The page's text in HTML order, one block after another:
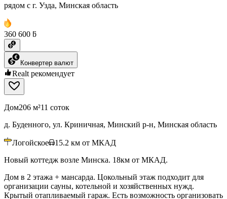
рядом с г. Узда, Минская область
360 600 ƃ
Конвертер валют
Realt рекомендует
Дом206 м²11 соток
д. Буденного, ул. Криничная, Минский р-н, Минская область
Логойское 15.2 км от МКАД
Новый коттедж возле Минска. 18км от МКАД.
Дом в 2 этажа + мансарда. Цокольный этаж подходит для
организации сауны, котельной и хозяйственных нужд.
Крытый отапливаемый гараж. Есть возможность организовать